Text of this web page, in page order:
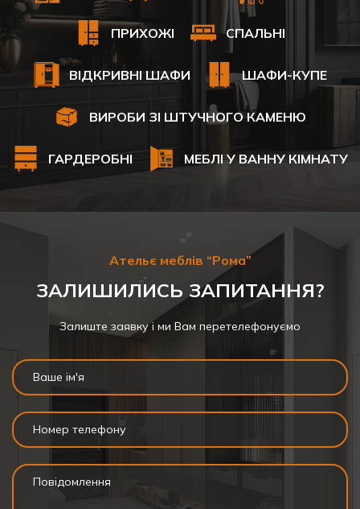
ПРИХОЖІ СПАЛЬНІ
ВІДКРИВНІ ШАФИ ШАФИ-КУПЕ
ВИРОБИ ЗІ ШТУЧНОГО КАМЕНЮ
ГАРДЕРОБНІ МЕБЛІ У ВАННУ КІМНАТУ
Ательє меблів “Рома”
ЗАЛИШИЛИСЬ ЗАПИТАННЯ?
Залиште заявку і ми Вам перетелефонуємо